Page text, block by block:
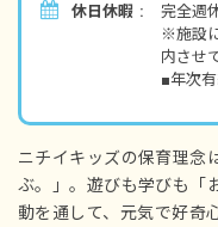
■時間
■昇給
■賞与
※経験
※評価
の事
休日休暇
完全週
※施設
内させ
■年次
■結婚
■忌引休
■生理休
■産前
■育児
ニチイキッズの保育理念
ぶ。」。遊びも学びも「
動を通して、元気で好奇